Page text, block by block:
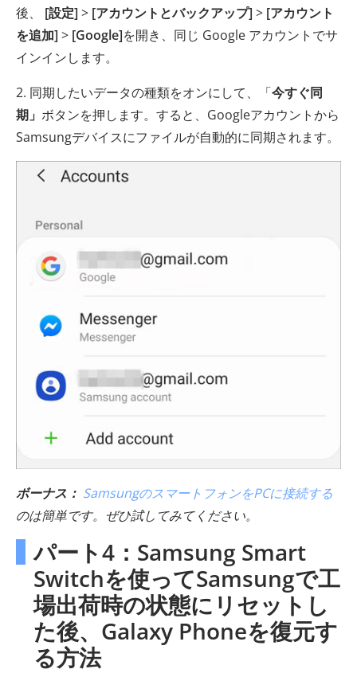
後、 [設定] > [アカウントとバックアップ] > [アカウント
を追加] > [Google]を開き、同じ Google アカウントでサ
インインします。
2. 同期したいデータの種類をオンにして、「今すぐ同
期」 ボタンを押します。すると、Googleアカウントから
Samsungデバイスにファイルが自動的に同期されます。
ボーナス： SamsungのスマートフォンをPCに接続する
のは簡単です。ぜひ試してみてください。
パート4：Samsung Smart
Switchを使ってSamsungで工
場出荷時の状態にリセットし
た後、Galaxy Phoneを復元す
る方法